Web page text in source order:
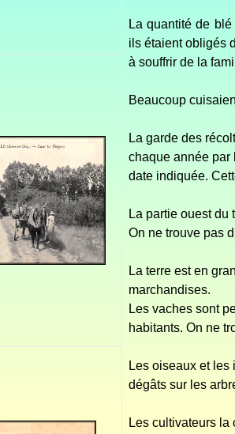
La quantité de
ils étaient obligés
à souffrir de la
Beaucoup
La garde des
chaque année par
date indiquée.
La partie ouest du
On ne trouve pas
La terre est en
marchandises.
Les vaches sont
habitants. On ne
Les oiseaux et
dégâts sur les
Les cultivateurs la